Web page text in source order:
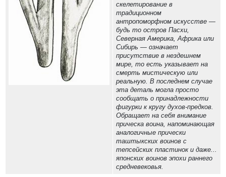
скелетирование в
традиционном
антропоморфном искусстве —
будь то остров Пасхи,
Северная Америка, Африка или
Сибирь — означает
присутствие в нездешнем
мире, то есть указывает на
смерть мистическую или
реальную. В последнем случае
эта деталь могла просто
сообщать о принадлежности
фигурки к кругу духов-предков.
Обращает на себя внимание
прическа воина, напоминающая
аналогичные прически
таштыкских воинов с
тепсейских пластинок и даже...
японских воинов эпохи раннего
средневековья.